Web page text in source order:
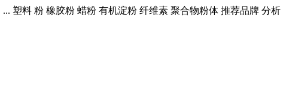
塑料 粉 橡胶粉 蜡粉 有机淀粉 纤维素 聚合物粉体 推荐品牌 分析